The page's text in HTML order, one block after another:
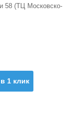
58 (ТЦ Московско-
1 клик